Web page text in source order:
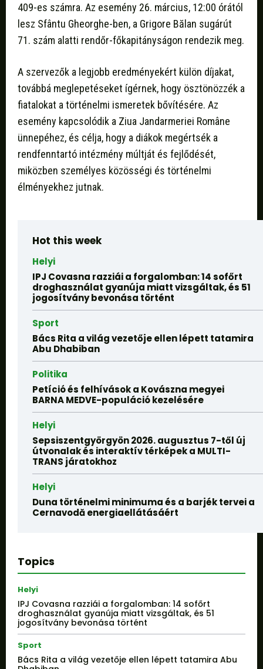
409-es számra. Az esemény 26. március, 12:00 órától
lesz Sfântu Gheorghe-ben, a Grigore Bălan sugárút
71. szám alatti rendőr-főkapitányságon rendezik meg.
A szervezők a legjobb eredményekért külön díjakat,
továbbá meglepetéseket ígérnek, hogy ösztönözzék a
fiatalokat a történelmi ismeretek bővítésére. Az
esemény kapcsolódik a Ziua Jandarmeriei Române
ünnepéhez, és célja, hogy a diákok megértsék a
rendfenntartó intézmény múltját és fejlődését,
miközben személyes közösségi és történelmi
élményekhez jutnak.
Hot this week
Helyi
IPJ Covasna razziái a forgalomban: 14 sofőrt
droghasználat gyanúja miatt vizsgáltak, és 51
jogosítvány bevonása történt
Sport
Bács Rita a világ vezetője ellen lépett tatamira
Abu Dhabiban
Politika
Petíció és felhívások a Kovászna megyei
BARNA MEDVE-populáció kezelésére
Helyi
Sepsiszentgyörgyön 2026. augusztus 7-től új
útvonalak és interaktív térképek a MULTI-
TRANS járatokhoz
Helyi
Duna történelmi minimuma és a barjék tervei a
Cernavodă energiaellátásáért
Topics
Helyi
IPJ Covasna razziái a forgalomban: 14 sofőrt
droghasználat gyanúja miatt vizsgáltak, és 51
jogosítvány bevonása történt
Sport
Bács Rita a világ vezetője ellen lépett tatamira Abu